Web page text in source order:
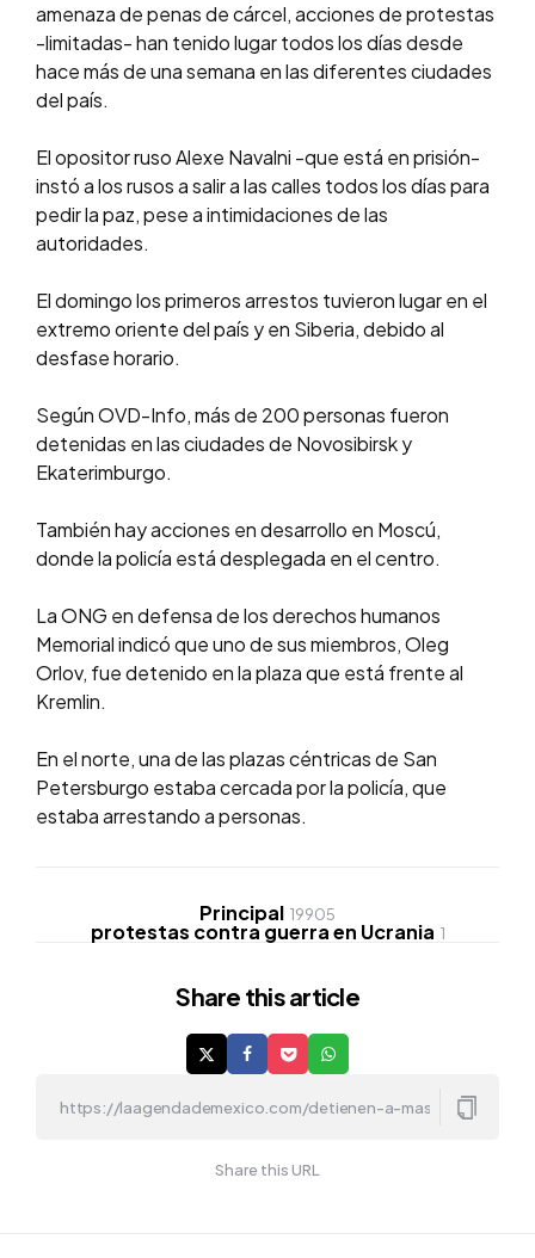
amenaza de penas de cárcel, acciones de protestas
-limitadas- han tenido lugar todos los días desde
hace más de una semana en las diferentes ciudades
del país.
El opositor ruso Alexe Navalni -que está en prisión-
instó a los rusos a salir a las calles todos los días para
pedir la paz, pese a intimidaciones de las
autoridades.
El domingo los primeros arrestos tuvieron lugar en el
extremo oriente del país y en Siberia, debido al
desfase horario.
Según OVD-Info, más de 200 personas fueron
detenidas en las ciudades de Novosibirsk y
Ekaterimburgo.
También hay acciones en desarrollo en Moscú,
donde la policía está desplegada en el centro.
La ONG en defensa de los derechos humanos
Memorial indicó que uno de sus miembros, Oleg
Orlov, fue detenido en la plaza que está frente al
Kremlin.
En el norte, una de las plazas céntricas de San
Petersburgo estaba cercada por la policía, que
estaba arrestando a personas.
Principal 19905
protestas contra guerra en Ucrania 1
Share this article
Share this URL